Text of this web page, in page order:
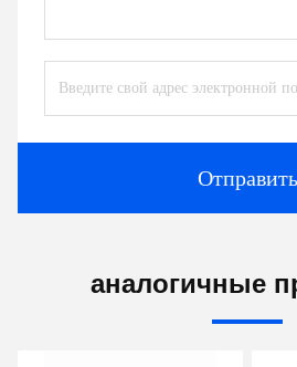
Отправить
аналогичные